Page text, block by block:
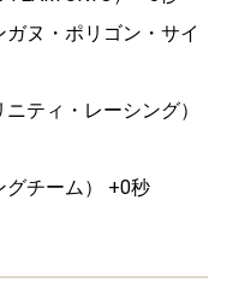
ヌ・ポリゴン・サイ
ティ・レーシング）
グチーム） +0秒